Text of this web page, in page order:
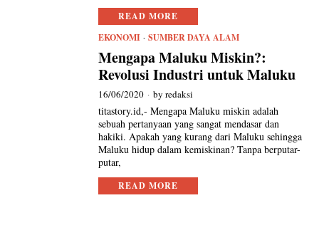
READ MORE
EKONOMI · SUMBER DAYA ALAM
Mengapa Maluku Miskin?:
Revolusi Industri untuk Maluku
16/06/2020 byredaksi
titastory.id,- Mengapa Maluku miskin adalah
sebuah pertanyaan yang sangat mendasar dan
hakiki. Apakah yang kurang dari Maluku sehingga
Maluku hidup dalam kemiskinan? Tanpa berputar-
putar,
READ MORE